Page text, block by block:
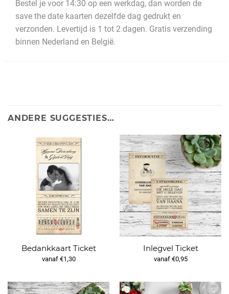
Bestel je voor 14:30 op een werkdag, dan worden de
save the date kaarten dezelfde dag gedrukt en
verzonden. Levertijd is 1 tot 2 dagen. Gratis verzending
binnen Nederland en België.
ANDERE SUGGESTIES…
Bedankkaart Ticket
vanaf €1,30
Inlegvel Ticket
vanaf €0,95